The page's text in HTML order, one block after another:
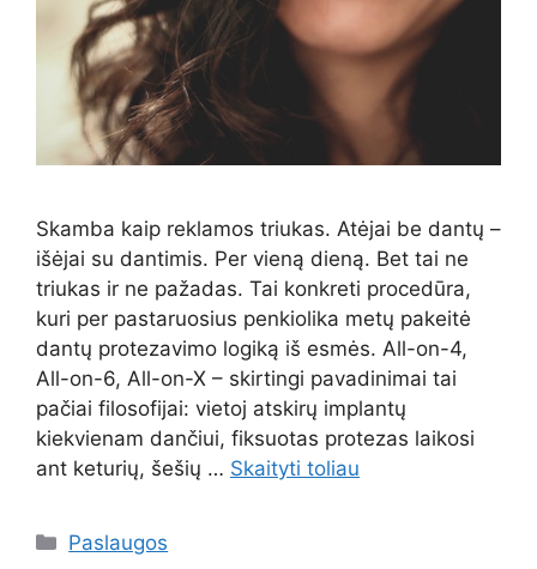
Skamba kaip reklamos triukas. Atėjai be dantų –
išėjai su dantimis. Per vieną dieną. Bet tai ne
triukas ir ne pažadas. Tai konkreti procedūra,
kuri per pastaruosius penkiolika metų pakeitė
dantų protezavimo logiką iš esmės. All-on-4,
All-on-6, All-on-X – skirtingi pavadinimai tai
pačiai filosofijai: vietoj atskirų implantų
kiekvienam dančiui, fiksuotas protezas laikosi
ant keturių, šešių … Skaityti toliau
Kategorijos
Paslaugos